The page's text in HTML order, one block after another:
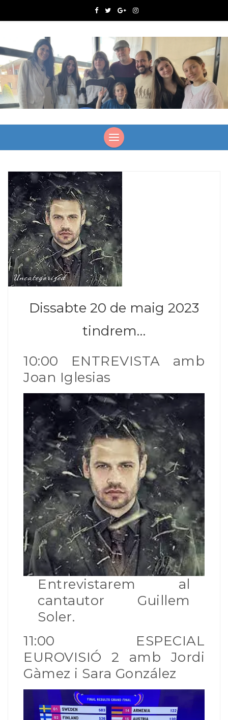
Uncategorized
Dissabte 20 de maig 2023
tindrem…
10:00 ENTREVISTA amb
Joan Iglesias
Entrevistarem al
cantautor Guillem
Soler.
11:00 ESPECIAL
EUROVISIÓ 2 amb Jordi
Gàmez i Sara González